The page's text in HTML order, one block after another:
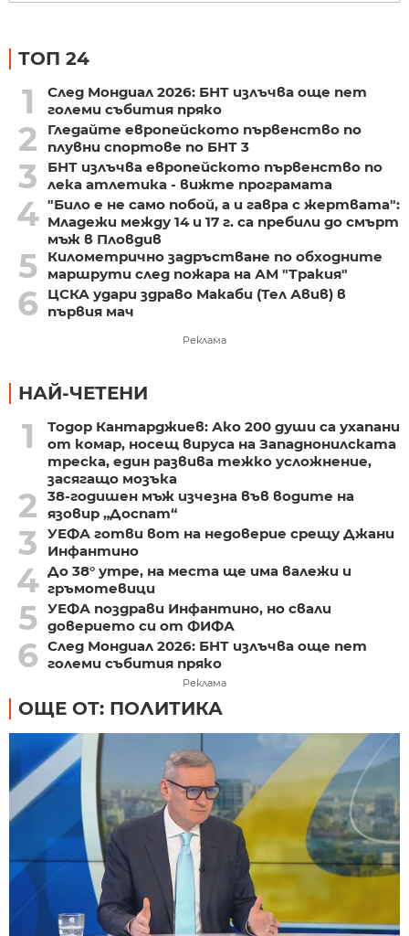
ТОП 24
1
След Мондиал 2026: БНТ излъчва още пет
големи събития пряко
2
Гледайте европейското първенство по
плувни спортове по БНТ 3
3
БНТ излъчва европейското първенство по
лека атлетика - вижте програмата
4 "Било е не само побой, а и гавра с жертвата":
Младежи между 14 и 17 г. са пребили до смърт
мъж в Пловдив
5
Километрично задръстване по обходните
маршрути след пожара на АМ "Тракия"
6
ЦСКА удари здраво Макаби (Тел Авив) в
първия мач
Реклама
НАЙ-ЧЕТЕНИ
1
Тодор Кантарджиев: Ако 200 души са ухапани
от комар, носещ вируса на Западнонилската
треска, един развива тежко усложнение,
засягащо мозъка
2
38-годишен мъж изчезна във водите на
язовир „Доспат“
3
УЕФА готви вот на недоверие срещу Джани
Инфантино
4 До 38° утре, на места ще има валежи и
гръмотевици
5 УЕФА поздрави Инфантино, но свали
доверието си от ФИФА
6 След Мондиал 2026: БНТ излъчва още пет
големи събития пряко
Реклама
ОЩЕ ОТ: ПОЛИТИКА